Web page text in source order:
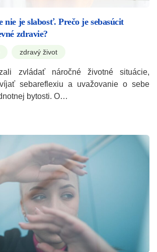
nie je slabosť. Prečo je sebasúcit
zdravie?
zdravý život
zvládať náročné životné situácie,
sebareflexiu a uvažovanie o sebe
bytosti. O…